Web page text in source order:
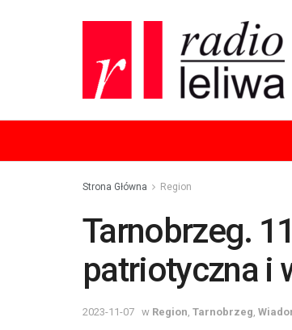
Strona Główna Region
Tarnobrzeg.
patriotyczna i
2023-11-07 w Region Tarnobrzeg